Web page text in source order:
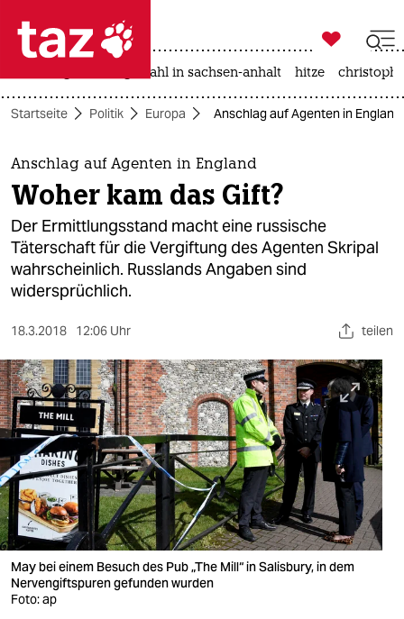
 taz zahl ich
taz zahl ich
themen
politik
öko
gesellschaft
kultur
sport
berlin
nord
wahrheit
verlag
verlag
veranstaltungen

taz zahl ich
landtagswahl in sachsen-anhalt hitze
Startseite Politik Europa Anschlag auf Agenten in
Anschlag auf Agenten in England
Woher kam das Gift?
Der Ermittlungsstand macht eine russische
Täterschaft für die Vergiftung des Agenten Skripal
wahrscheinlich. Russlands Angaben sind
widersprüchlich.
18.3.2018 12:06 Uhr teilen
May bei einem Besuch des Pub „The Mill“ in Salisbury, in dem
Nervengiftspuren gefunden wurden
Foto: ap